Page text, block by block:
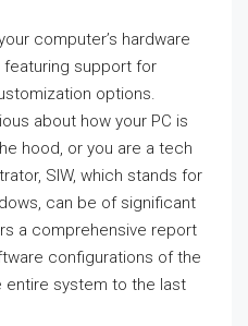
computer’s hardware
support for
options.
about how your PC is
hood, or you are a tech
SIW, which stands for
can be of significant
a comprehensive report
configurations of the
entire system to the last